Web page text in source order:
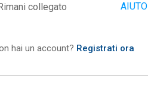
collegato AIUTO
hai un account? Registrati ora